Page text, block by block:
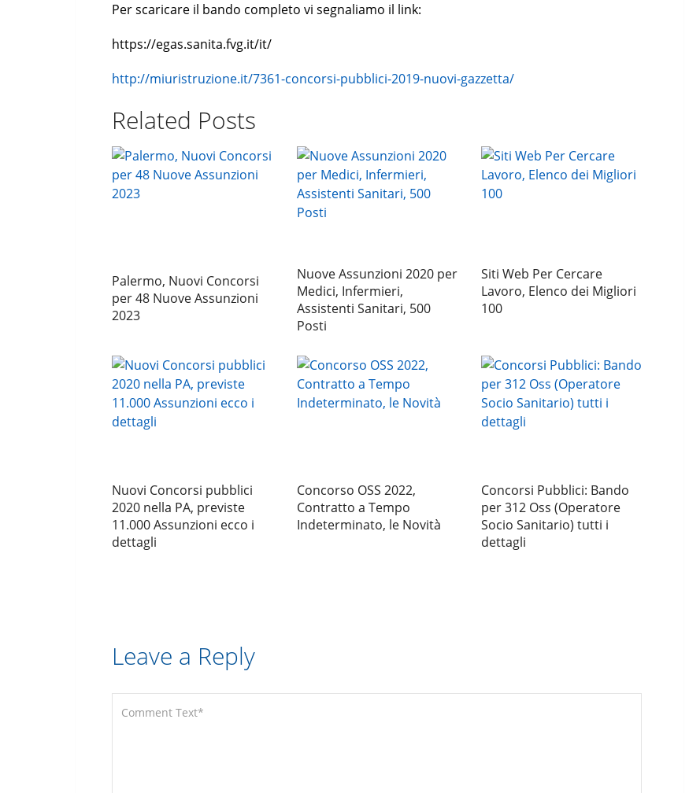
Per scaricare il bando completo vi segnaliamo il link:
https://egas.sanita.fvg.it/it/
http://miuristruzione.it/7361-concorsi-pubblici-2019-nuovi-gazzetta/
Related Posts
Palermo, Nuovi Concorsi
per 48 Nuove Assunzioni
2023
Nuove Assunzioni 2020 per
Medici, Infermieri,
Assistenti Sanitari, 500
Posti
Siti Web Per Cercare
Lavoro, Elenco dei Migliori
100
Nuovi Concorsi pubblici
2020 nella PA, previste
11.000 Assunzioni ecco i
dettagli
Concorso OSS 2022,
Contratto a Tempo
Indeterminato, le Novità
Concorsi Pubblici: Bando
per 312 Oss (Operatore
Socio Sanitario) tutti i
dettagli
Leave a Reply